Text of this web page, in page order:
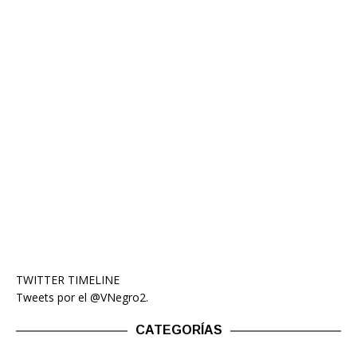
TWITTER TIMELINE
Tweets por el @VNegro2.
CATEGORÍAS